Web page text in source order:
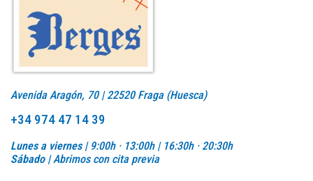
Avenida Aragón, 70 | 22520 Fraga (Huesca)
+34 974 47 14 39
Lunes a viernes | 9:00h · 13:00h | 16:30h · 20:30h
Sábado |Abrimos con cita previa